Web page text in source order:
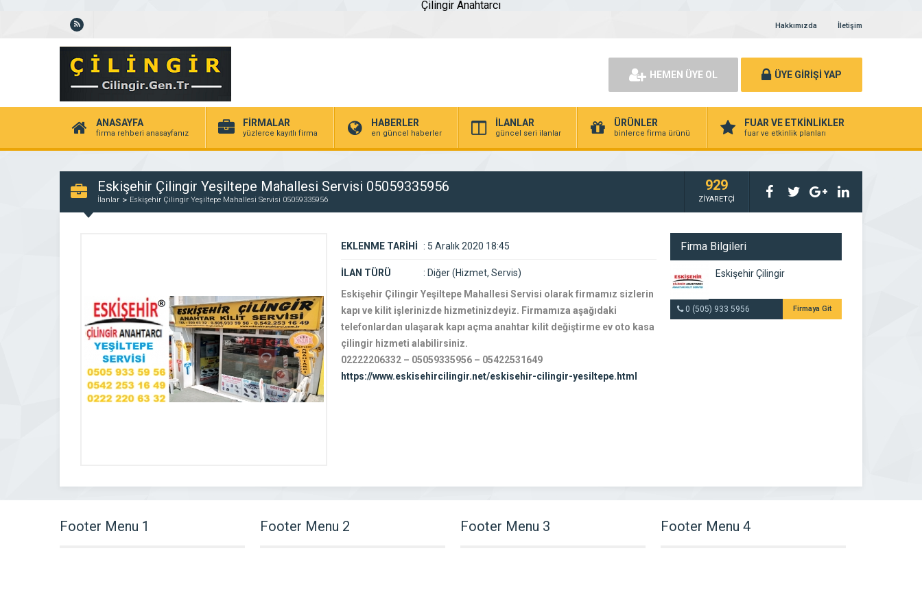
Çilingir Anahtarcı
Hakkımızda İletişim
HEMEN ÜYE OL ÜYE GİRİŞİ YAP
ANASAYFA
firma rehberi anasayfanız
FİRMALAR
yüzlerce kayıtlı firma
HABERLER
en güncel haberler
İLANLAR
güncel seri ilanlar
ÜRÜNLER
binlerce firma ürünü
FUAR VE ETKİNLİKLER
fuar ve etkinlik planları
Eskişehir Çilingir Yeşiltepe Mahallesi Servisi 05059335956
İlanlar Eskişehir Çilingir Yeşiltepe Mahallesi Servisi 05059335956
929
ZİYARETÇİ
EKLENME TARİHİ : 5 Aralık 2020 18:45
İLAN TÜRÜ : Diğer (Hizmet, Servis)
Eskişehir Çilingir Yeşiltepe Mahallesi Servisi olarak firmamız sizlerin
kapı ve kilit işlerinizde hizmetinizdeyiz. Firmamıza aşağıdaki
telefonlardan ulaşarak kapı açma anahtar kilit değiştirme ev oto kasa
çilingir hizmeti alabilirsiniz.
02222206332 – 05059335956 – 05422531649
https://www.eskisehircilingir.net/eskisehir-cilingir-yesiltepe.html
Firma Bilgileri
Eskişehir Çilingir
0 (505) 933 5956 Firmaya Git
Footer Menu 1 Footer Menu 2 Footer Menu 3 Footer Menu 4